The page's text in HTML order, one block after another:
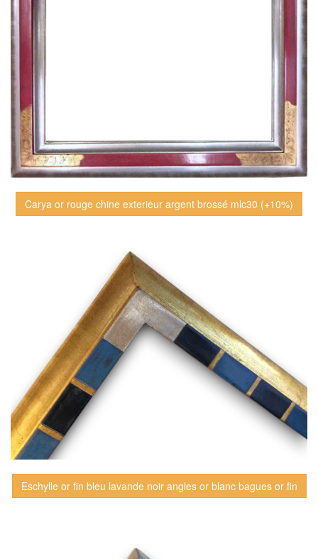
Carya or rouge chine exterieur argent brossé mlc30 (+10%)
Eschylle or fin bleu lavande noir angles or blanc bagues or fin